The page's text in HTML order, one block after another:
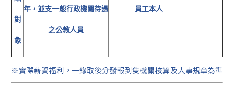
對
象
年，並支一般行政機關待遇
之公教人員
員工本人
※實際薪資福利，一錄取後分發報到隻機關核算及人事規章為準